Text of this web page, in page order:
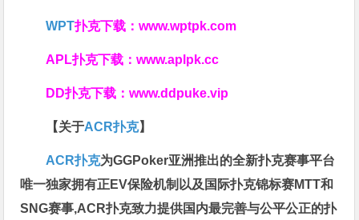
WPT扑克下载：www.wptpk.com
APL扑克下载：www.aplpk.cc
DD扑克下载：www.ddpuke.vip
【关于ACR扑克】
ACR扑克为GGPoker亚洲推出的全新扑克赛事平台
唯一独家拥有正EV保险机制以及国际扑克锦标赛MTT和
SNG赛事,ACR扑克致力提供国内最完善与公平公正的扑